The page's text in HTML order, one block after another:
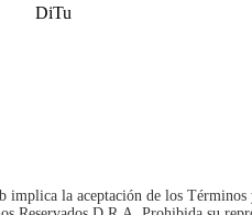
DiTu
implica la aceptación de los Términos